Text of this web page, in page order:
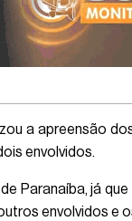
a apreensão
envolvidos.
Paranaíba, já
envolvidos e